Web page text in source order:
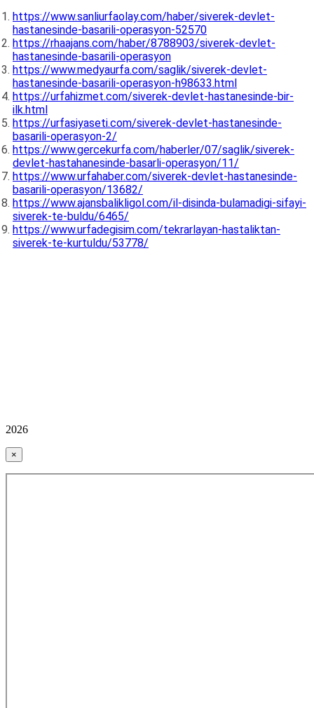
https://www.sanliurfaolay.com/haber/siverek-devlet-
hastanesinde-basarili-operasyon-52570
https://rhaajans.com/haber/8788903/siverek-devlet-
hastanesinde-basarili-operasyon
https://www.medyaurfa.com/saglik/siverek-devlet-
hastanesinde-basarili-operasyon-h98633.html
https://urfahizmet.com/siverek-devlet-hastanesinde-bir-
ilk.html
https://urfasiyaseti.com/siverek-devlet-hastanesinde-
basarili-operasyon-2/
https://www.gercekurfa.com/haberler/07/saglik/siverek-
devlet-hastahanesinde-basarli-operasyon/11/
https://www.urfahaber.com/siverek-devlet-hastanesinde-
basarili-operasyon/13682/
https://www.ajansbalikligol.com/il-disinda-bulamadigi-sifayi-
siverek-te-buldu/6465/
https://www.urfadegisim.com/tekrarlayan-hastaliktan-
siverek-te-kurtuldu/53778/
2026
×